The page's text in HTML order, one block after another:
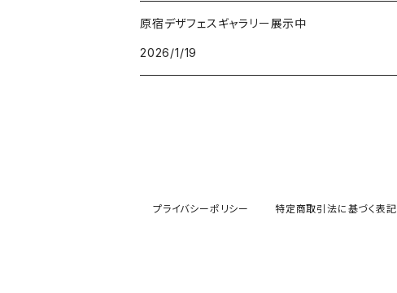
原宿デザフェスギャラリー展示中
2026/1/19
プライバシーポリシー 特定商取引法に基づく表記